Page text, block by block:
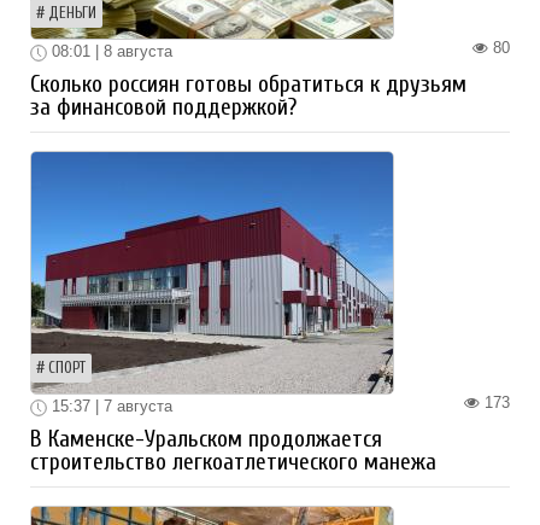
ДЕНЬГИ
80
08:01 | 8 августа
Сколько россиян готовы обратиться к друзьям
за финансовой поддержкой?
СПОРТ
173
15:37 | 7 августа
В Каменске-Уральском продолжается
строительство легкоатлетического манежа